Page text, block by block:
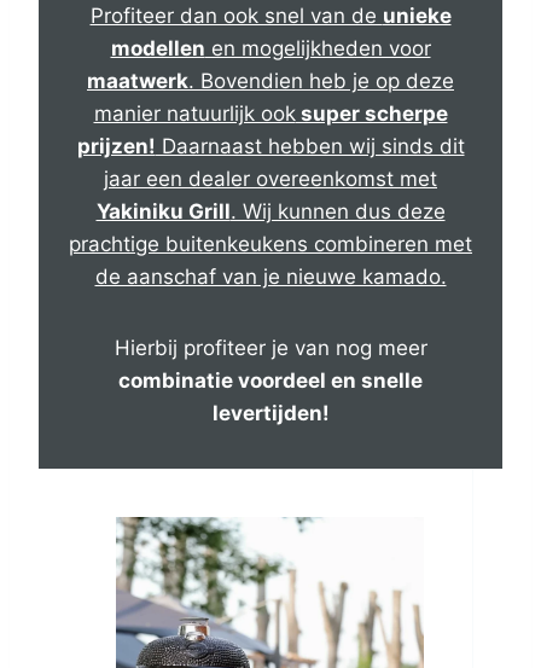
Profiteer dan ook snel van de unieke
modellen en mogelijkheden voor
maatwerk. Bovendien heb je op deze
manier natuurlijk ooksuper scherpe
prijzen! Daarnaast hebben wij sinds dit
jaar een dealer overeenkomst met
Yakiniku Grill. Wij kunnen dus deze
prachtige buitenkeukens combineren met
de aanschaf van je nieuwe kamado.
Hierbij profiteer je van nog meer
combinatie voordeel en snelle
levertijden!